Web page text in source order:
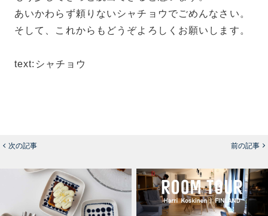
あいかわらず頼りないシャチョウでごめんなさい。
そして、これからもどうぞよろしくお願いします。
text:シャチョウ
次の記事 前の記事